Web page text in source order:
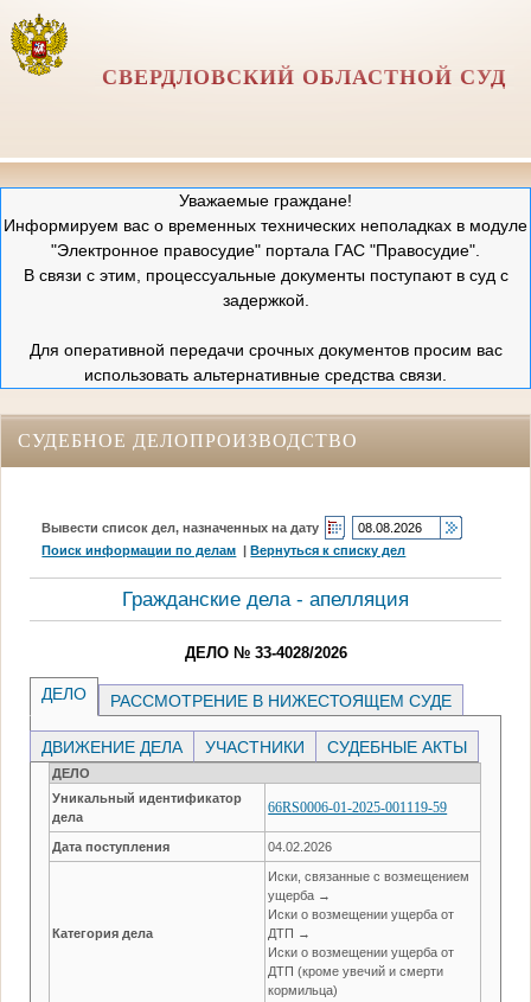
СВЕРДЛОВСКИЙ ОБЛАСТНОЙ СУД
Уважаемые граждане!
Информируем вас о временных технических неполадках в модуле
"Электронное правосудие" портала ГАС "Правосудие".
В связи с этим, процессуальные документы поступают в суд с
задержкой.
Для оперативной передачи срочных документов просим вас
использовать альтернативные средства связи.
СУДЕБНОЕ ДЕЛОПРОИЗВОДСТВО
Вывести список дел, назначенных на дату
Поиск информации по делам |Вернуться к списку дел
Гражданские дела - апелляция
ДЕЛО № 33-4028/2026
ДЕЛО РАССМОТРЕНИЕ В НИЖЕСТОЯЩЕМ СУДЕ
ДВИЖЕНИЕ ДЕЛА УЧАСТНИКИ СУДЕБНЫЕ АКТЫ
ДЕЛО
Уникальный идентификатор
дела
66RS0006-01-2025-001119-59
Дата поступления 04.02.2026
Категория дела
Иски, связанные с возмещением
ущерба →
Иски о возмещении ущерба от
ДТП →
Иски о возмещении ущерба от
ДТП (кроме увечий и смерти
кормильца)